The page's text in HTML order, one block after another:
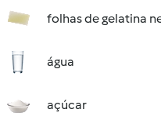
folhas de gelatina
água
açúcar